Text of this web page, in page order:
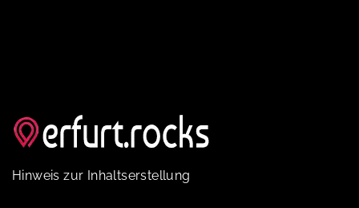
Hinweis zur Inhaltserstellung